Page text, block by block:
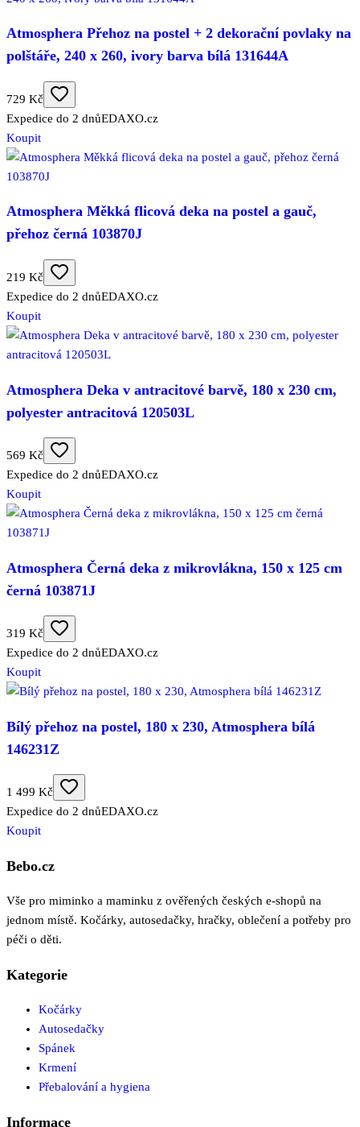
Atmosphera Přehoz na postel + 2 dekorační povlaky na
polštáře, 240 x 260, ivory barva bílá 131644A
729 Kč
Expedice do 2 dnůEDAXO.cz
Koupit
Atmosphera Měkká flicová deka na postel a gauč,
přehoz černá 103870J
219 Kč
Expedice do 2 dnůEDAXO.cz
Koupit
Atmosphera Deka v antracitové barvě, 180 x 230 cm,
polyester antracitová 120503L
569 Kč
Expedice do 2 dnůEDAXO.cz
Koupit
Atmosphera Černá deka z mikrovlákna, 150 x 125 cm
černá 103871J
319 Kč
Expedice do 2 dnůEDAXO.cz
Koupit
Bílý přehoz na postel, 180 x 230, Atmosphera bílá
146231Z
1 499 Kč
Expedice do 2 dnůEDAXO.cz
Koupit
Bebo.cz
Vše pro miminko a maminku z ověřených českých e-shopů na
jednom místě. Kočárky, autosedačky, hračky, oblečení a potřeby pro
péči o děti.
Kategorie
Kočárky
Autosedačky
Spánek
Krmení
Přebalování a hygiena
Informace